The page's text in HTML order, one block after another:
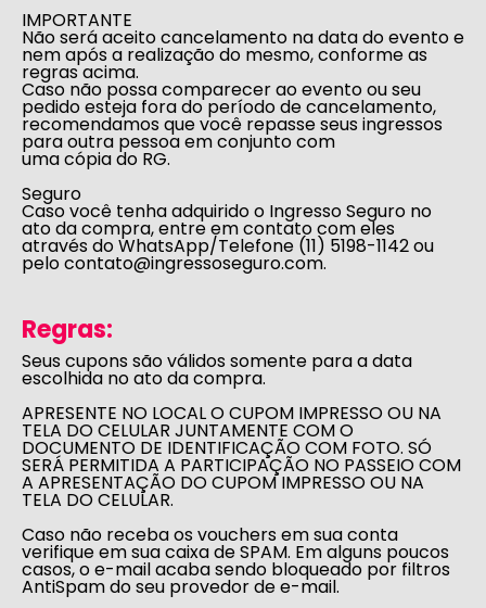
IMPORTANTE
Não será aceito cancelamento na data do evento e
nem após a realização do mesmo, conforme as
regras acima.
Caso não possa comparecer ao evento ou seu
pedido esteja fora do período de cancelamento,
recomendamos que você repasse seus ingressos
para outra pessoa em conjunto com
uma cópia do RG.
Seguro
Caso você tenha adquirido o Ingresso Seguro no
ato da compra, entre em contato com eles
através do WhatsApp/Telefone (11) 5198-1142ou
pelocontato@ingressoseguro.com.
Regras:
Seus cupons são válidos somente para a data
escolhida no ato da compra.
APRESENTE NO LOCAL O CUPOM IMPRESSO OU NA
TELA DO CELULAR JUNTAMENTE COM O
DOCUMENTO DE IDENTIFICAÇÃO COM FOTO. SÓ
SERÁ PERMITIDA A PARTICIPAÇÃO NO PASSEIO COM
A APRESENTAÇÃO DO CUPOM IMPRESSO OU NA
TELA DO CELULAR.
Caso não receba os vouchers em sua conta
verifique em sua caixa de SPAM. Em alguns poucos
casos, o e-mail acaba sendo bloqueado por filtros
AntiSpam do seu provedor de e-mail.